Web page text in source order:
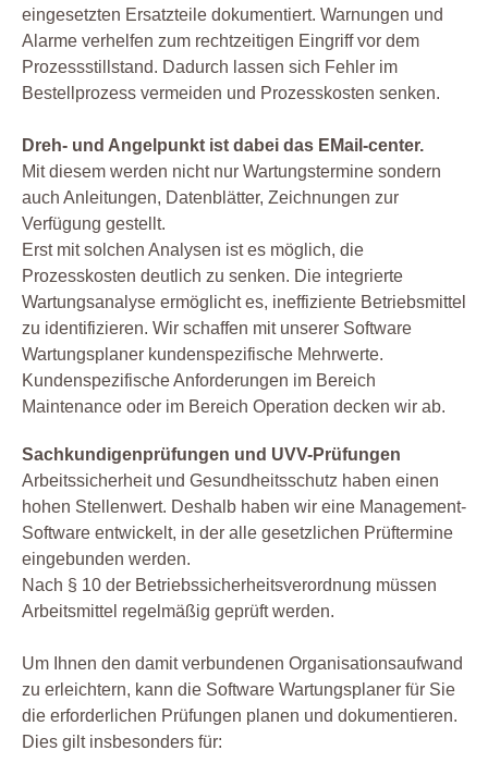
eingesetzten Ersatzteile dokumentiert. Warnungen und
Alarme verhelfen zum rechtzeitigen Eingriff vor dem
Prozessstillstand. Dadurch lassen sich Fehler im
Bestellprozess vermeiden und Prozesskosten senken.
Dreh- und Angelpunkt ist dabei das EMail-center.
Mit diesem werden nicht nur Wartungstermine sondern
auch Anleitungen, Datenblätter, Zeichnungen zur
Verfügung gestellt.
Erst mit solchen Analysen ist es möglich, die
Prozesskosten deutlich zu senken. Die integrierte
Wartungsanalyse ermöglicht es, ineffiziente Betriebsmittel
zu identifizieren. Wir schaffen mit unserer Software
Wartungsplaner kundenspezifische Mehrwerte.
Kundenspezifische Anforderungen im Bereich
Maintenance oder im Bereich Operation decken wir ab.
Sachkundigenprüfungen und UVV-Prüfungen
Arbeitssicherheit und Gesundheitsschutz haben einen
hohen Stellenwert. Deshalb haben wir eine Management-
Software entwickelt, in der alle gesetzlichen Prüftermine
eingebunden werden.
Nach § 10 der Betriebssicherheitsverordnung müssen
Arbeitsmittel regelmäßig geprüft werden.
Um Ihnen den damit verbundenen Organisationsaufwand
zu erleichtern, kann die Software Wartungsplaner für Sie
die erforderlichen Prüfungen planen und dokumentieren.
Dies gilt insbesonders für: